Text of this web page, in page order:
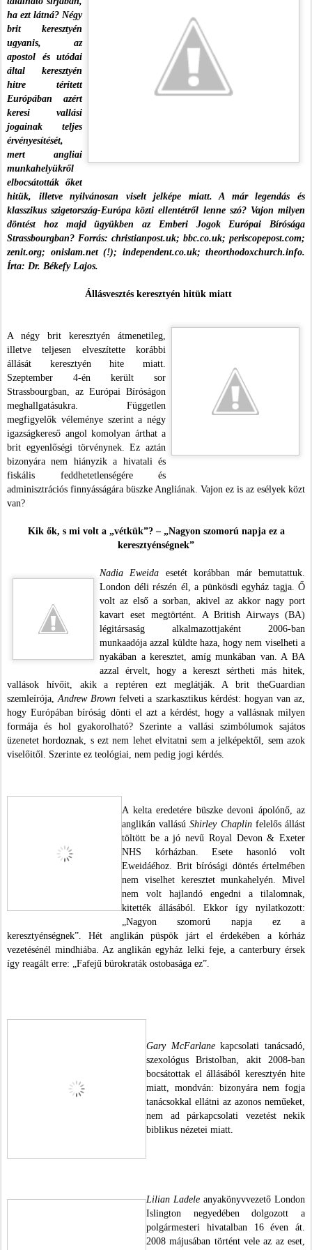
ha ezt látná? Négy
brit keresztyén
ugyanis, az
apostol és utódai
által keresztyén
hitre térített
Európában azért
keresi vallási
jogainak teljes
érvényesítését,
mert angliai
munkahelyükről
elbocsátották őket
hitük, illetve nyilvánosan viselt jelképe miatt. A már legendás és
klasszikus szigetország-Európa közti ellentétről lenne szó? Vajon milyen
döntést hoz majd ügyükben az Emberi Jogok Európai Bírósága
Strassbourgban? Forrás: christianpost.uk; bbc.co.uk; periscopepost.com;
zenit.org; onislam.net (!); independent.co.uk; theorthodoxchurch.info.
Írta: Dr. Békefy Lajos.
Állásvesztés keresztyén hitük miatt
A négy brit keresztyén átmenetileg,
illetve teljesen elveszítette korábbi
állását keresztyén hite miatt.
Szeptember 4-én került sor
Strassbourgban, az Európai Bíróságon
meghallgatásukra. Független
megfigyelők véleménye szerint a négy
igazságkereső angol komolyan árthat a
brit egyenlőségi törvénynek. Ez aztán
bizonyára nem hiányzik a hivatali és
fiskális feddhetetlenségére és
adminisztrációs finnyásságára büszke Angliának. Vajon ez is az esélyek közt
van?
Kik ők, s mi volt a „vétkük”? – „Nagyon szomorú napja ez a
keresztyénségnek”
Nadia Eweida esetét korábban már bemutattuk.
London déli részén él, a pünkösdi egyház tagja. Ő
volt az első a sorban, akivel az akkor nagy port
kavart eset megtörtént. A British Airways (BA)
légitársaság alkalmazottjaként 2006-ban
munkaadója azzal küldte haza, hogy nem viselheti a
nyakában a keresztet, amíg munkában van. A BA
azzal érvelt, hogy a kereszt sértheti más hitek,
vallások hívőit, akik a reptéren ezt meglátják. A brit theGuardian
szemleírója,Andrew Brown felveti a szarkasztikus kérdést: hogyan van az,
hogy Európában bíróság dönti el azt a kérdést, hogy a vallásnak milyen
formája és hol gyakorolható? Szerinte a vallási szimbólumok sajátos
üzenetet hordoznak, s ezt nem lehet elvitatni sem a jelképektől, sem azok
viselőitől. Szerinte ez teológiai, nem pedig jogi kérdés.
A kelta eredetére büszke devoni ápolónő, az
anglikán vallásúShirley Chaplinfelelős állást
töltött be a jó nevű Royal Devon & Exeter
NHS kórházban. Esete hasonló volt
Eweidáéhoz. Brit bírósági döntés értelmében
nem viselhet keresztet munkahelyén. Mivel
nem volt hajlandó engedni a tilalomnak,
kitették állásából. Ekkor így nyilatkozott:
„Nagyon szomorú napja ez a
keresztyénségnek”. Hét anglikán püspök járt el érdekében a kórház
vezetésénél mindhiába. Az anglikán egyház lelki feje, a canterbury érsek
így reagált erre: „Fafejű bürokraták ostobasága ez”.
Gary McFarlanekapcsolati tanácsadó,
szexológus Bristolban, akit 2008-ban
bocsátottak el állásából keresztyén hite
miatt, mondván: bizonyára nem fogja
tanácsokkal ellátni az azonos neműeket,
nem ad párkapcsolati vezetést nekik
biblikus nézetei miatt.
Lilian Ladele anyakönyvvezető London
Islington negyedében dolgozott a
polgármesteri hivatalban 16 éven át.
2008 májusában történt vele az az eset,